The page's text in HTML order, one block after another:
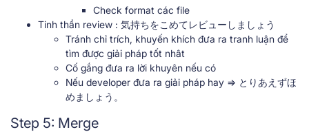
Check format các file
Tinh thần review : 気持ちをこめてレビューしましょう
Tránh chỉ trích, khuyến khích đưa ra tranh luận để
tìm được giải pháp tốt nhât
Cố gắng đưa ra lời khuyên nếu có
Nếu developer đưa ra giải pháp hay => とりあえずほ
めましょう。
Step 5: Merge